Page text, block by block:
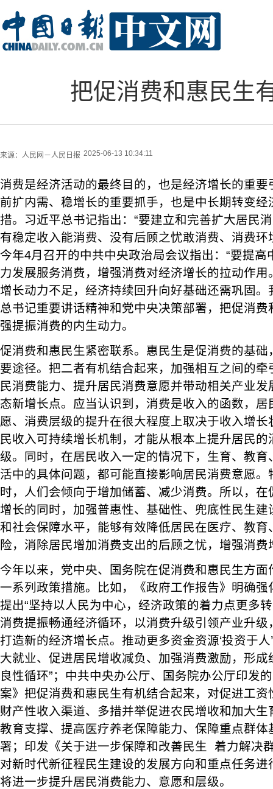
把促消费和惠民生
来源： 人民网－人民日报 2025-06-13 10:34:11
消费是经济活动的最终目的，也是经济增长的重
前扩内需、稳增长的重要抓手，也是中长期转变
措。习近平总书记指出：“要建立和完善扩大居民
有稳定收入能消费、没有后顾之忧敢消费、消费环
今年4月召开的中共中央政治局会议指出：“要提高
力发展服务消费，增强消费对经济增长的拉动作用
增长动力不足，经济持续回升向好基础还需巩固
总书记重要讲话精神和党中央决策部署，把促消
强提振消费的内生动力。
促消费和惠民生紧密联系。惠民生是促消费的基
要途径。把二者有机结合起来，加强相互之间的
民消费能力、提升居民消费意愿并带动相关产业
态新增长点。应当认识到，消费是收入的函数，
愿、消费层级的提升在很大程度上取决于收入增
民收入可持续增长机制，才能从根本上提升居民
级。同时，在居民收入一定的情况下，生育、教
活中的具体问题，都可能直接影响居民消费意愿
时，人们会倾向于增加储蓄、减少消费。所以，
增长的同时，加强普惠性、基础性、兜底性民生
和社会保障水平，能够有效降低居民在医疗、教
险，消除居民增加消费支出的后顾之忧，增强消
今年以来，党中央、国务院在促消费和惠民生方
一系列政策措施。比如，《政府工作报告》明确
提出“坚持以人民为中心，经济政策的着力点更多
消费提振畅通经济循环，以消费升级引领产业升
打造新的经济增长点。推动更多资金资源‘投资于
大就业、促进居民增收减负、加强消费激励，形
良性循环”；中共中央办公厅、国务院办公厅印发
案》把促消费和惠民生有机结合起来，对促进工
财产性收入渠道、多措并举促进农民增收和加大
教育支撑、提高医疗养老保障能力、保障重点群
署；印发《关于进一步保障和改善民生 着力解决
对新时代新征程民生建设的发展方向和重点任务
将进一步提升居民消费能力、意愿和层级。